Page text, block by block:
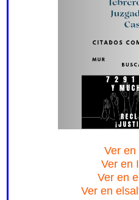
Ver en
Ver en
Ver en
Ver en